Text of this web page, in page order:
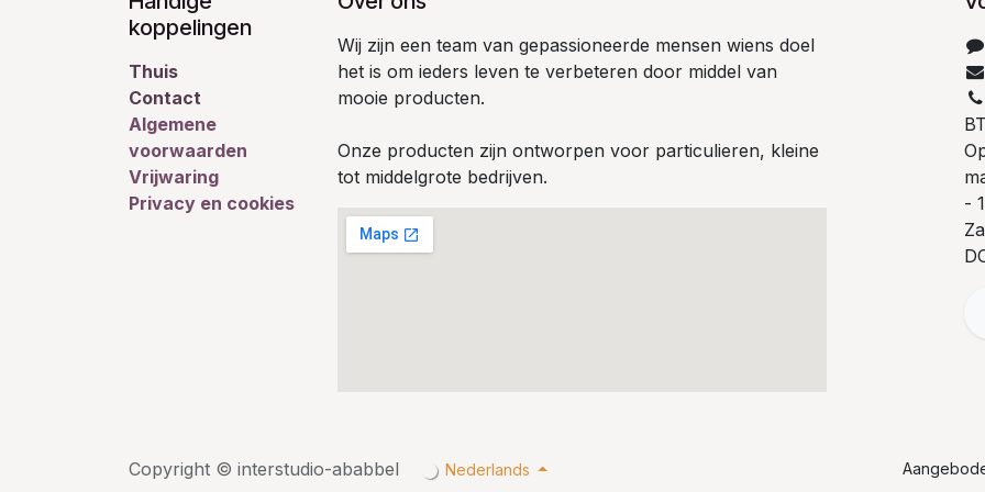
koppelingen
Thuis
Contact
Algemene
voorwaarden
Vrijwaring
Privacy en cookies
Wij zijn een team van gepassioneerde mensen wiens doel
het is om ieders leven te verbeteren door middel van
mooie producten.
Onze producten zijn ontworpen voor particulieren, kleine
tot middelgrote bedrijven.
-
Copyright © interstudio-ababbel Nederlands